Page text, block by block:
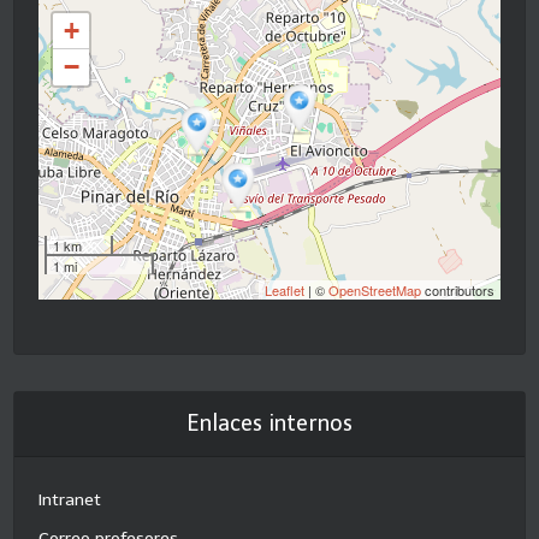
+
−
1 km
1 mi
Leaflet| ©OpenStreetMapcontributors
Enlaces internos
Intranet